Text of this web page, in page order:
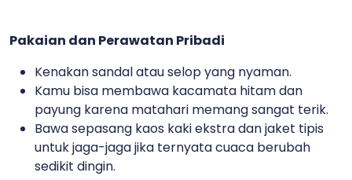
Pakaian dan Perawatan Pribadi
Kenakan sandal atau selop yang nyaman.
Kamu bisa membawa kacamata hitam dan
payung karena matahari memang sangat terik.
Bawa sepasang kaos kaki ekstra dan jaket tipis
untuk jaga-jaga jika ternyata cuaca berubah
sedikit dingin.